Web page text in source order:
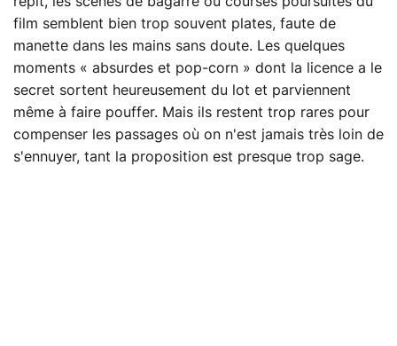
film semblent bien trop souvent plates, faute de
manette dans les mains sans doute. Les quelques
moments « absurdes et pop-corn » dont la licence a le
secret sortent heureusement du lot et parviennent
même à faire pouffer. Mais ils restent trop rares pour
compenser les passages où on n'est jamais très loin de
s'ennuyer, tant la proposition est presque trop sage.